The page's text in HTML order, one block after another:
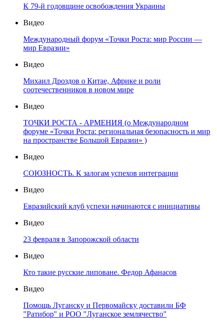
К 79-й годовщине освобождения Украины
Видео
Международный форум «Точки Роста: мир России —
мир Евразии»
Видео
Михаил Дроздов о Китае, Африке и роли
соотечественников в новом мире
Видео
ТОЧКИ РОСТА - АРМЕНИЯ (о Международном
форуме «Точки Роста: региональная безопасность и мир
на пространстве Большой Евразии» )
Видео
СОЮЗНОСТЬ. К залогам успехов интеграции
Видео
Евразийский клуб успехи начинаются с инициативы
Видео
23 февраля в Запорожской области
Видео
Кто такие русские липоване. Федор Афанасов
Видео
Помощь Луганску и Первомайску доставили БФ
"Ратибор" и РОО "Луганское землячество"